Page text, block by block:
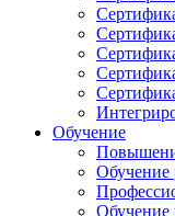
Обучение
Обучение
Обучение